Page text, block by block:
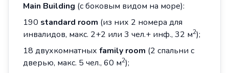
Main Building (c боковым видом на море):
190 standard room (из них 2 номера для
инвалидов, макс. 2+2 или 3 чел.+ инф., 32 м2);
18 двухкомнатных family room (2 спальни с
дверью, макс. 5 чел., 60 м2);